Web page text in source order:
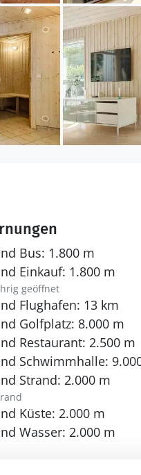
sehr schön für
per Pkw die
unbedingt
Grund Jahr für Jahr
locken
hinaus auch das
Minuten erreichen
30 Minuten
Bus: 1.800 m
Einkauf: 1.800 m
geöffnet
Flughafen: 13 km
Golfplatz: 8.000 m
Restaurant: 2.500 m
Schwimmhalle:
Strand: 2.000 m
Küste: 2.000 m
Wasser: 2.000 m